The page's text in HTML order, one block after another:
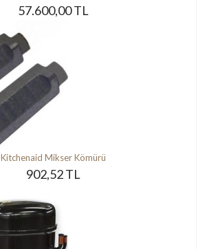
57.600,00 TL
Kitchenaid Mikser Kömürü
902,52 TL